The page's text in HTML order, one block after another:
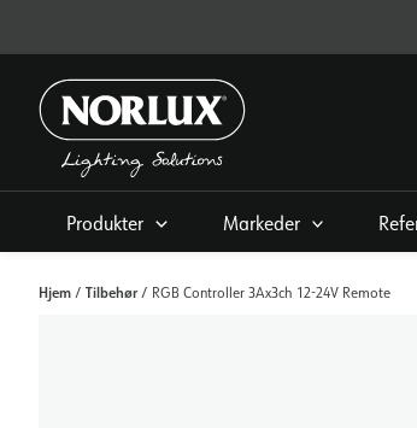
innholdet
Produkter Markeder
Hjem / Tilbehør/ RGB Controller 3Ax3ch 12-24V Remote